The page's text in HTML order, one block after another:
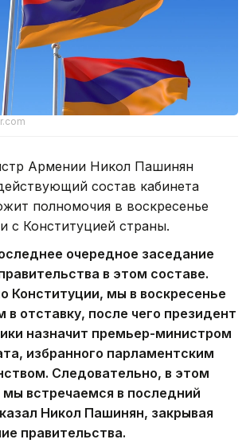
Армении Никол Пашинян
состав кабинета
полномочия в воскресенье
с Конституцией страны.
очередное заседание
в этом составе.
Конституции, мы в воскресенье
в отставку, после чего президент
назначит премьер-министром
избранного парламентским
Следовательно, в этом
мы встречаемся в последний
Никол Пашинян, закрывая
правительства.